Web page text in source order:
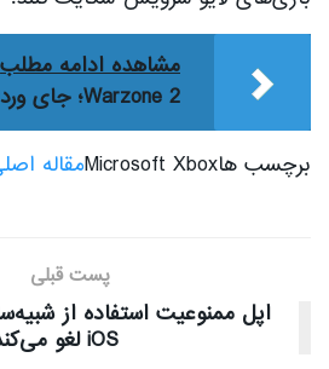
مشاهده ادامه مطلب
Warzone 2؛ جای وردانسک خالی!
برچسب هاMicrosoft Xbox مقاله
پست قبلی
اپل ممنوعیت استفاده از
iOS لغو می‌کند